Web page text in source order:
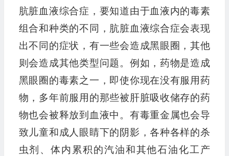
肮脏血液综合症，要知道由于血液内的毒素
组合和种类的不同，肮脏血液综合症会表现
出不同的症状，有一些会造成黑眼圈，其他
则会造成其他类型问题。例如，药物是造成
黑眼圈的毒素之一，即使你现在没有服用药
物，多年前服用的那些被肝脏吸收储存的药
物也会被释放到血液中。有毒重金属也会导
致儿童和成人眼睛下的阴影，各种各样的杀
虫剂、体内累积的汽油和其他石油化工产